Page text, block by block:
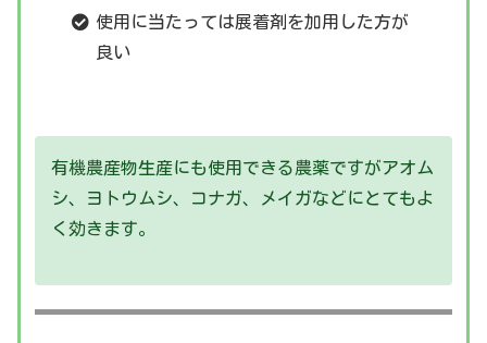
使用に当たっては展着剤を加用した方が
良い
有機農産物生産にも使用できる農薬ですがアオム
シ、ヨトウムシ、コナガ、メイガなどにとてもよ
く効きます。